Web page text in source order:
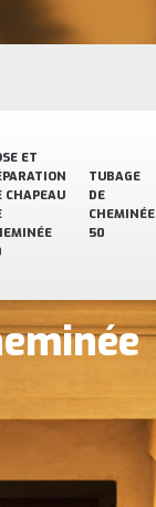
ET
CHAPEAU
TUBAGE
DE
CHEMINÉE
50